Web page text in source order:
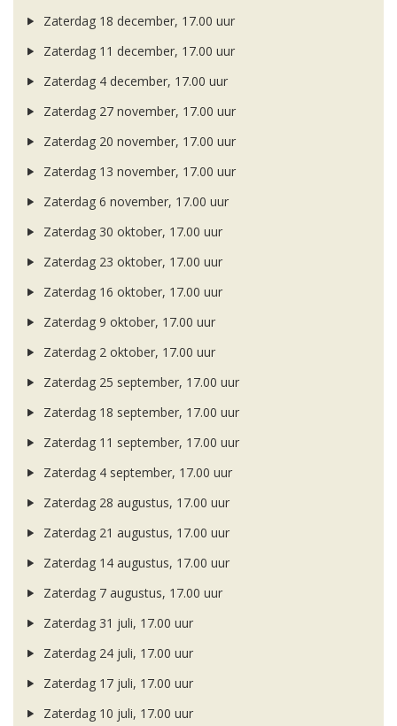
Zaterdag 18 december, 17.00 uur
Zaterdag 11 december, 17.00 uur
Zaterdag 4 december, 17.00 uur
Zaterdag 27 november, 17.00 uur
Zaterdag 20 november, 17.00 uur
Zaterdag 13 november, 17.00 uur
Zaterdag 6 november, 17.00 uur
Zaterdag 30 oktober, 17.00 uur
Zaterdag 23 oktober, 17.00 uur
Zaterdag 16 oktober, 17.00 uur
Zaterdag 9 oktober, 17.00 uur
Zaterdag 2 oktober, 17.00 uur
Zaterdag 25 september, 17.00 uur
Zaterdag 18 september, 17.00 uur
Zaterdag 11 september, 17.00 uur
Zaterdag 4 september, 17.00 uur
Zaterdag 28 augustus, 17.00 uur
Zaterdag 21 augustus, 17.00 uur
Zaterdag 14 augustus, 17.00 uur
Zaterdag 7 augustus, 17.00 uur
Zaterdag 31 juli, 17.00 uur
Zaterdag 24 juli, 17.00 uur
Zaterdag 17 juli, 17.00 uur
Zaterdag 10 juli, 17.00 uur